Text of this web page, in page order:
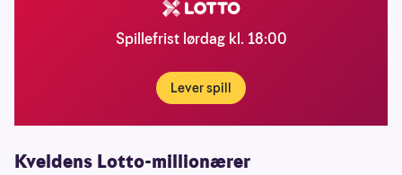
Spillefrist lørdag kl. 18:00
Lever spill
Kveldens Lotto-millionærer